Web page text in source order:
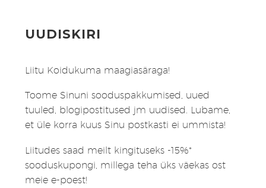
UUDISKIRI
Liitu Koidukuma maagiasäraga!
Toome Sinuni sooduspakkumised, uued
tuuled, blogipostitused jm uudised. Lubame,
et üle korra kuus Sinu postkasti ei ummista!
Liitudes saad meilt kingituseks -15%*
sooduskupongi, millega teha üks väekas ost
meie e-poest!